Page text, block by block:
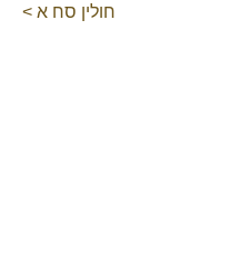
חולין סח א >